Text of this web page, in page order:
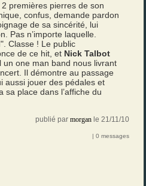
premières pierres de son
confus, demande pardon
de sa sincérité, lui
Pas n’importe laquelle.
Classe ! Le public
de ce hit, et Nick Talbot
un one man band nous livrant
Il démontre au passage
aussi jouer des pédales et
sa place dans l’affiche du
publié par morgan le 21/11/10
| 0 messages